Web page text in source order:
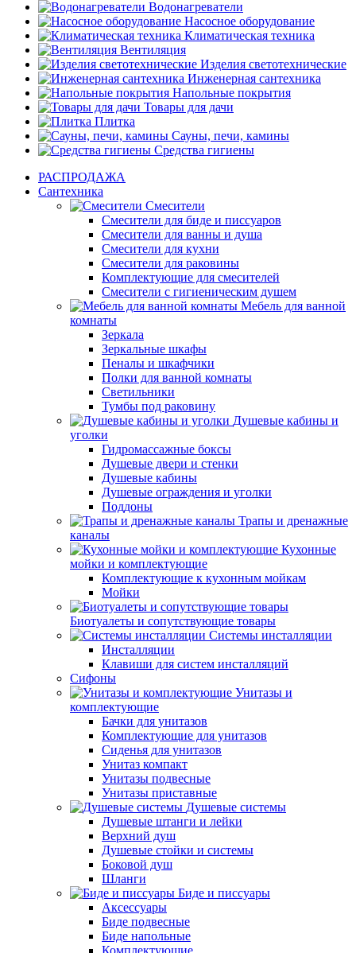
Водонагреватели
Насосное оборудование
Климатическая техника
Вентиляция
Изделия светотехнические
Инженерная сантехника
Напольные покрытия
Товары для дачи
Плитка
Сауны, печи, камины
Средства гигиены
РАСПРОДАЖА
Сантехника
Смесители
Смесители для биде и писсуаров
Смесители для ванны и душа
Смесители для кухни
Смесители для раковины
Комплектующие для смесителей
Смесители с гигиеническим душем
Мебель для ванной
комнаты
Зеркала
Зеркальные шкафы
Пеналы и шкафчики
Полки для ванной комнаты
Светильники
Тумбы под раковину
Душевые кабины и
уголки
Гидромассажные боксы
Душевые двери и стенки
Душевые кабины
Душевые ограждения и уголки
Поддоны
Трапы и дренажные
каналы
Кухонные
мойки и комплектующие
Комплектующие к кухонным мойкам
Мойки
Биотуалеты и сопутствующие товары
Системы инсталляции
Инсталляции
Клавиши для систем инсталляций
Сифоны
Унитазы и
комплектующие
Бачки для унитазов
Комплектующие для унитазов
Сиденья для унитазов
Унитаз компакт
Унитазы подвесные
Унитазы приставные
Душевые системы
Душевые штанги и лейки
Верхний душ
Душевые стойки и системы
Боковой душ
Шланги
Биде и писсуары
Аксессуары
Биде подвесные
Биде напольные
Комплектующие